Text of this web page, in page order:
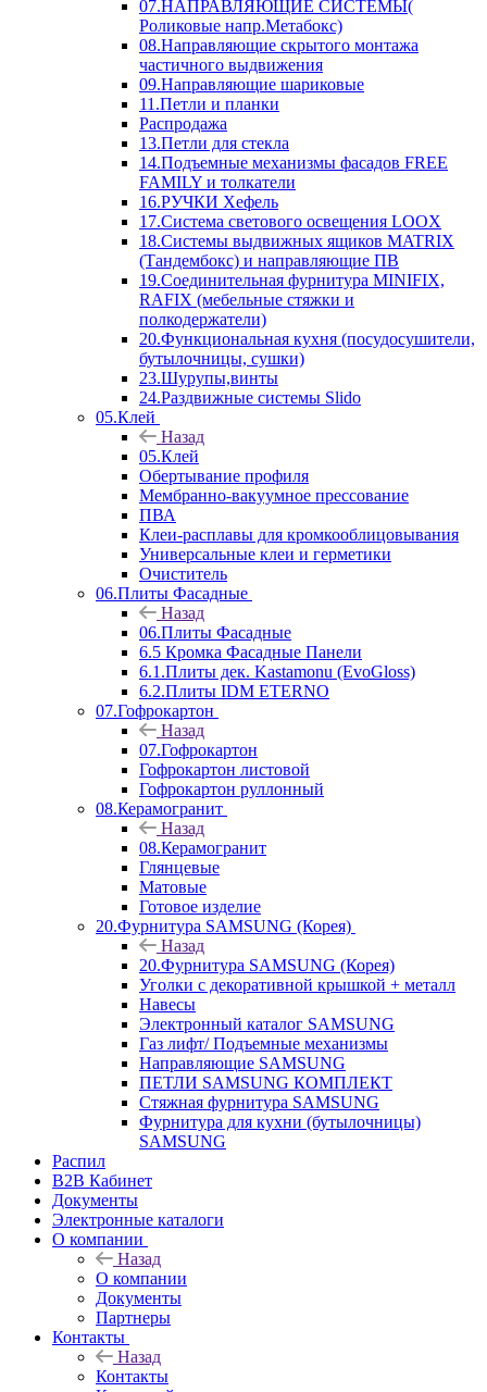
07.НАПРАВЛЯЮЩИЕ СИСТЕМЫ(
Роликовые напр.Метабокс)
08.Направляющие скрытого монтажа
частичного выдвижения
09.Направляющие шариковые
11.Петли и планки
Распродажа
13.Петли для стекла
14.Подъемные механизмы фасадов FREE
FAMILY и толкатели
16.РУЧКИ Хефель
17.Система светового освещения LOOX
18.Системы выдвижных ящиков MATRIX
(Тандембокс) и направляющие ПВ
19.Соединительная фурнитура MINIFIX,
RAFIX (мебельные стяжки и
полкодержатели)
20.Функциональная кухня (посудосушители,
бутылочницы, сушки)
23.Шурупы,винты
24.Раздвижные системы Slido
05.Клей
Назад
05.Клей
Обертывание профиля
Мембранно-вакуумное прессование
ПВА
Клеи-расплавы для кромкооблицовывания
Универсальные клеи и герметики
Очиститель
06.Плиты Фасадные
Назад
06.Плиты Фасадные
6.5 Кромка Фасадные Панели
6.1.Плиты дек. Kastamonu (EvoGloss)
6.2.Плиты IDM ETERNO
07.Гофрокартон
Назад
07.Гофрокартон
Гофрокартон листовой
Гофрокартон руллонный
08.Керамогранит
Назад
08.Керамогранит
Глянцевые
Матовые
Готовое изделие
20.Фурнитура SAMSUNG (Корея)
Назад
20.Фурнитура SAMSUNG (Корея)
Уголки с декоративной крышкой + металл
Навесы
Электронный каталог SAMSUNG
Газ лифт/ Подъемные механизмы
Направляющие SAMSUNG
ПЕТЛИ SAMSUNG КОМПЛЕКТ
Стяжная фурнитура SAMSUNG
Фурнитура для кухни (бутылочницы)
SAMSUNG
Распил
B2B Кабинет
Документы
Электронные каталоги
О компании
Назад
О компании
Документы
Партнеры
Контакты
Назад
Контакты